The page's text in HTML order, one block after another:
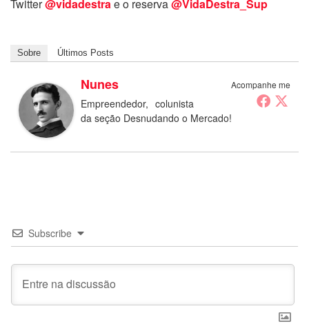
Twitter@vidadestrae o reserva@VidaDestra_Sup
Sobre Últimos Posts
Acompanhe me
Nunes
Empreendedor, colunista
da seção Desnudando o Mercado!
Subscribe